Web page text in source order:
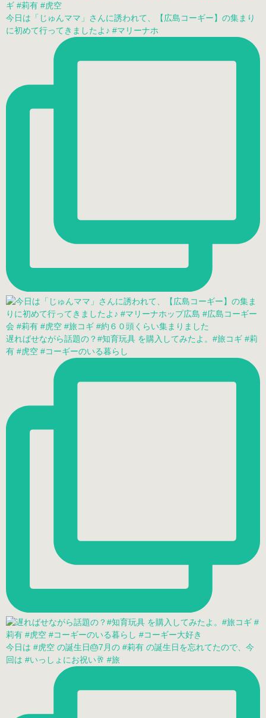
今日は「じゅんママ」さんに誘われて、【広島コーギー】の集まり
に初めて行ってきましたよ♪ #マリーナホ
遅ればせながら話題の？#知育玩具 を購入してみたよ。#旅コギ #莉
有 #虎空 #コーギーのいる暮らし
今日は #虎空 の誕生日🎂7月の #莉有 の誕生日を忘れてたので、今
回は #いっしょにお祝い🥂 #旅